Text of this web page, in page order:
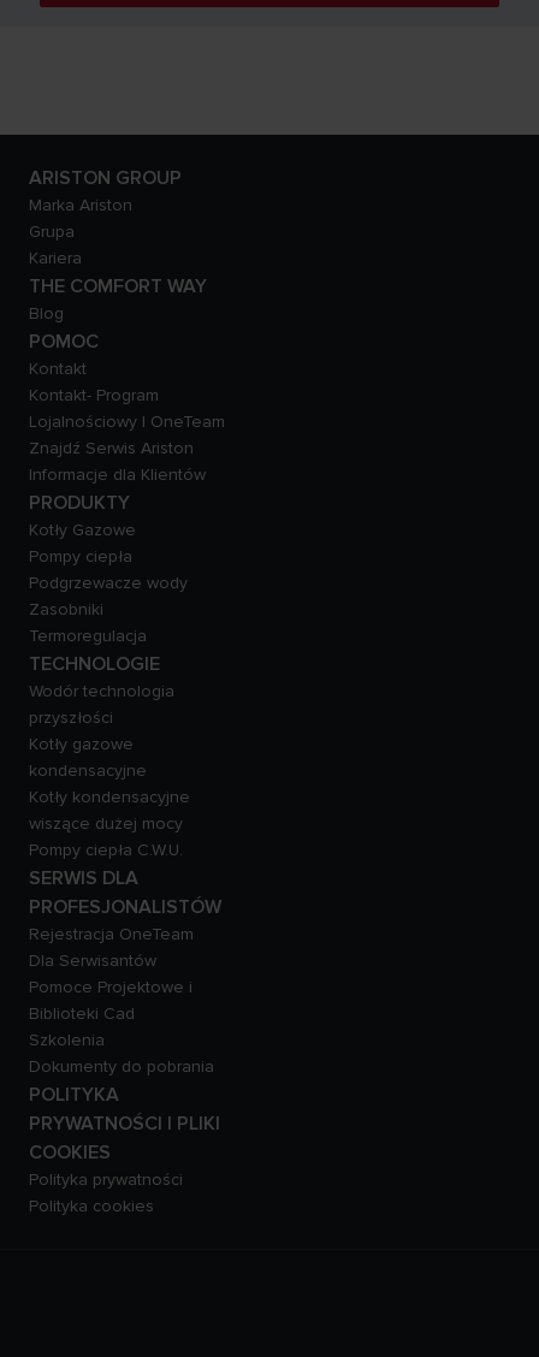
ARISTON GROUP
Marka Ariston
Grupa
Kariera
THE COMFORT WAY
Blog
POMOC
Kontakt
Kontakt- Program
Lojalnościowy | OneTeam
Znajdź Serwis Ariston
Informacje dla Klientów
PRODUKTY
Kotły Gazowe
Pompy ciepła
Podgrzewacze wody
Zasobniki
Termoregulacja
TECHNOLOGIE
Wodór technologia
przyszłości
Kotły gazowe
kondensacyjne
Kotły kondensacyjne
wiszące dużej mocy
Pompy ciepła C.W.U.
SERWIS DLA
PROFESJONALISTÓW
Rejestracja OneTeam
Dla Serwisantów
Pomoce Projektowe i
Biblioteki Cad
Szkolenia
Dokumenty do pobrania
POLITYKA
PRYWATNOŚCI I PLIKI
COOKIES
Polityka prywatności
Polityka cookies